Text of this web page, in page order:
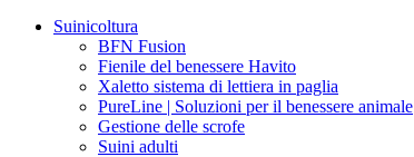
Suinicoltura
BFN Fusion
Fienile del benessere Havito
Xaletto sistema di lettiera in paglia
PureLine | Soluzioni per il benessere animale
Gestione delle scrofe
Suini adulti